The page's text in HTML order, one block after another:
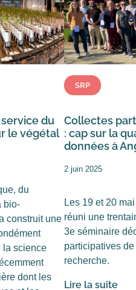
du
le végétal
du
bio-
construit une
la science
dont les
SRP
Collectes
: cap sur la
données à
2 juin 2025
Les 19 et 20
réuni une
3e séminaire
participatives
recherche.
Lire la suite